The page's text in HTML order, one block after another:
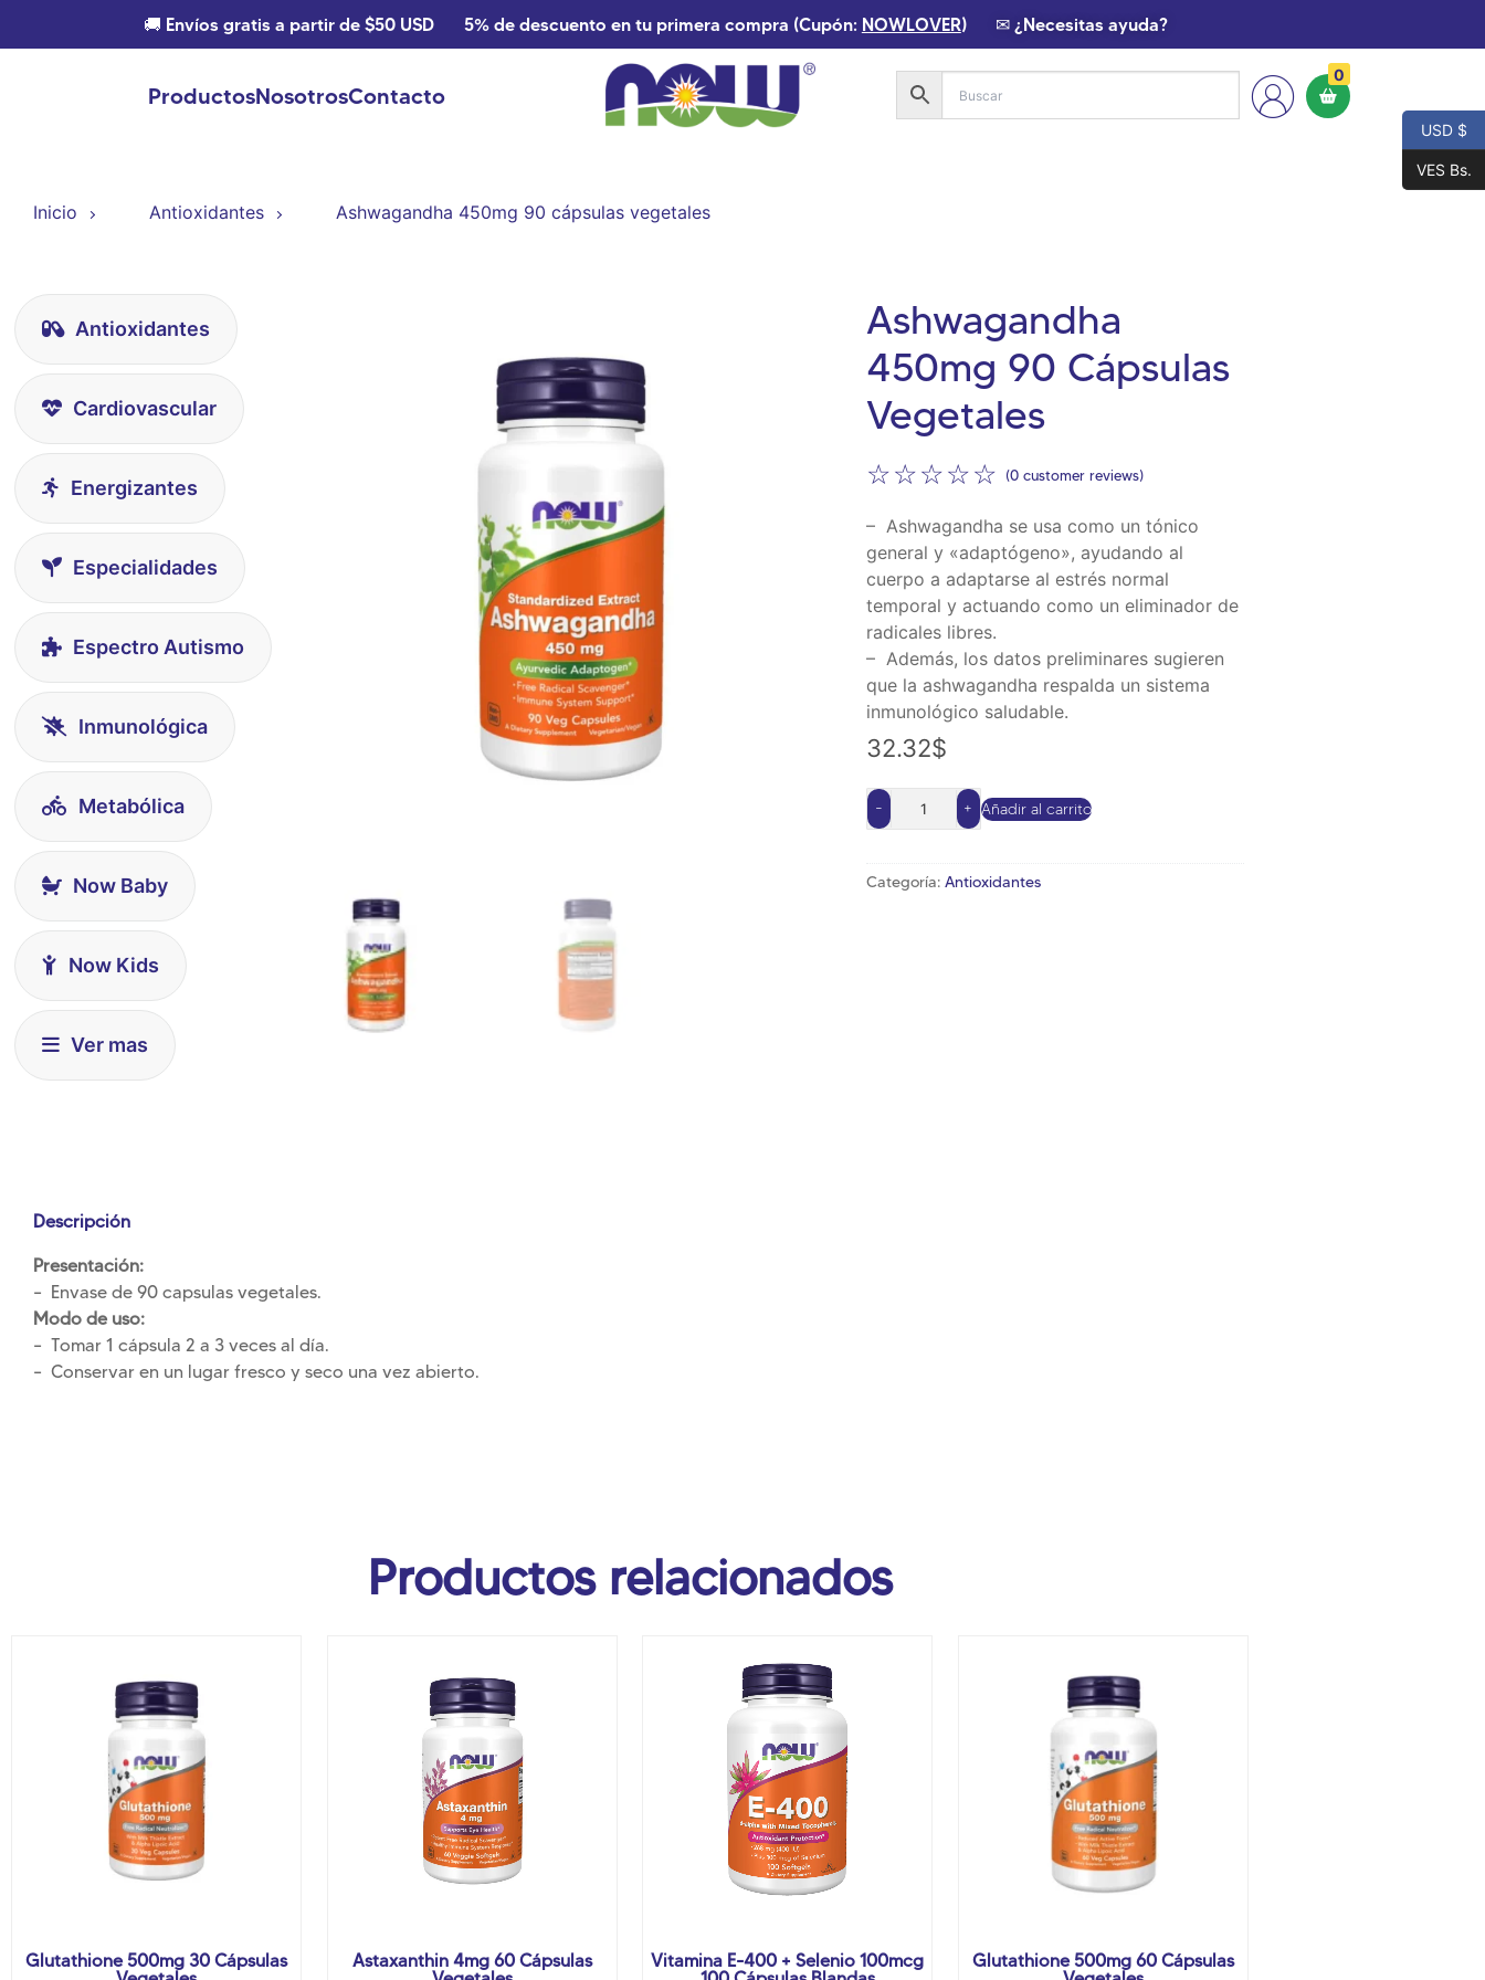
🚚 Envíos gratis a partir de $50 USD 5% de descuento en tu primera compra (Cupón: NOWLOVER) ✉ ¿Necesitas ayuda?
ProductosNosotrosContacto
0
Inicio Antioxidantes Ashwagandha 450mg 90 cápsulas vegetales
Antioxidantes
Cardiovascular
Energizantes
Especialidades
Espectro Autismo
Inmunológica
Metabólica
Now Baby
Now Kids
Ver mas
Ashwagandha
450mg 90 Cápsulas
Vegetales
☆ ☆ ☆ ☆ ☆ (0customer reviews)
– Ashwagandha se usa como un tónico
general y «adaptógeno», ayudando al
cuerpo a adaptarse al estrés normal
temporal y actuando como un eliminador de
radicales libres.
– Además, los datos preliminares sugieren
que la ashwagandha respalda un sistema
inmunológico saludable.
32.32$
- + Añadir al carrito
Alternative:
Categoría: Antioxidantes
Descripción
Presentación:
– Envase de 90 capsulas vegetales.
Modo de uso:
– Tomar 1 cápsula 2 a 3 veces al día.
– Conservar en un lugar fresco y seco una vez abierto.
Productos relacionados
Glutathione 500mg 30 Cápsulas
Astaxanthin 4mg 60 Cápsulas
Vitamina E-400 + Selenio 100mcg
Glutathione 500mg 60 Cápsulas
USD $
VES Bs.